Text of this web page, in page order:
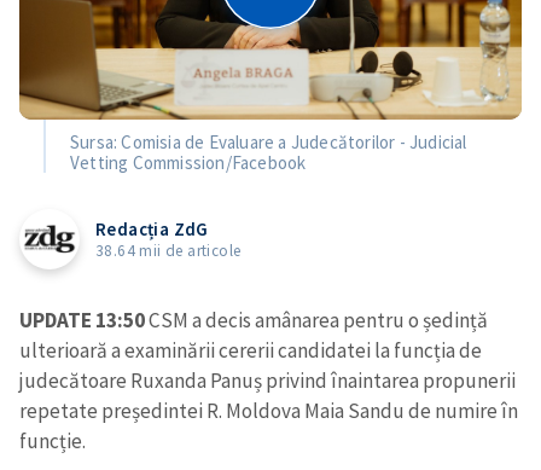
Sursa: Comisia de Evaluare a Judecătorilor - Judicial
Vetting Commission/Facebook
Redacția ZdG
38.64 mii de articole
UPDATE 13:50CSM a decis amânarea pentru o ședință
ulterioară a examinării cererii candidatei la funcția de
judecătoare Ruxanda Panuș privind înaintarea propunerii
repetate președintei R. Moldova Maia Sandu de numire în
funcție.